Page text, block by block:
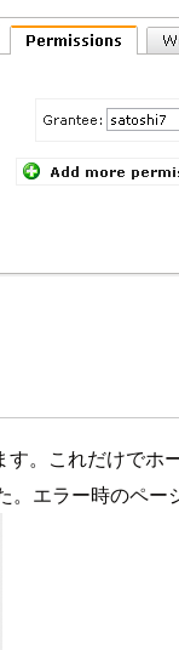
。これだけで
エラー時のペ